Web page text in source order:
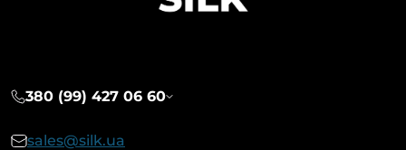
380 (99) 427 06 60
sales@silk.ua